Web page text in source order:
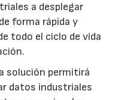
a desplegar
forma rápida y
todo el ciclo de vida
solución permitirá
datos industriales